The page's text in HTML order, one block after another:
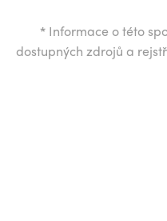
* Informace o této
dostupných zdrojů a